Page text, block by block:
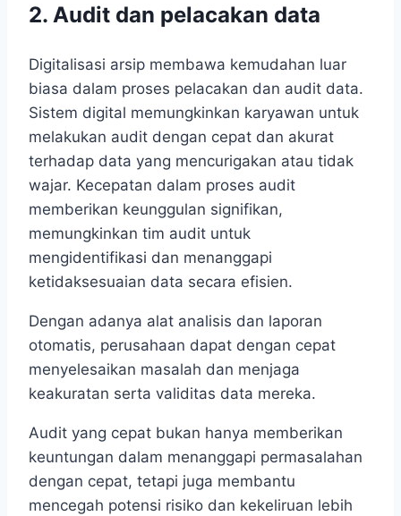
2. Audit dan pelacakan data
Digitalisasi arsip membawa kemudahan luar
biasa dalam proses pelacakan dan audit data.
Sistem digital memungkinkan karyawan untuk
melakukan audit dengan cepat dan akurat
terhadap data yang mencurigakan atau tidak
wajar. Kecepatan dalam proses audit
memberikan keunggulan signifikan,
memungkinkan tim audit untuk
mengidentifikasi dan menanggapi
ketidaksesuaian data secara efisien.
Dengan adanya alat analisis dan laporan
otomatis, perusahaan dapat dengan cepat
menyelesaikan masalah dan menjaga
keakuratan serta validitas data mereka.
Audit yang cepat bukan hanya memberikan
keuntungan dalam menanggapi permasalahan
dengan cepat, tetapi juga membantu
mencegah potensi risiko dan kekeliruan lebih